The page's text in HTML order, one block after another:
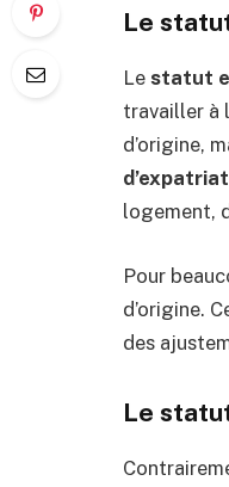
Le
Le statut
travailler à
d’origine,
logement,
Pour
d’origine.
des
Le